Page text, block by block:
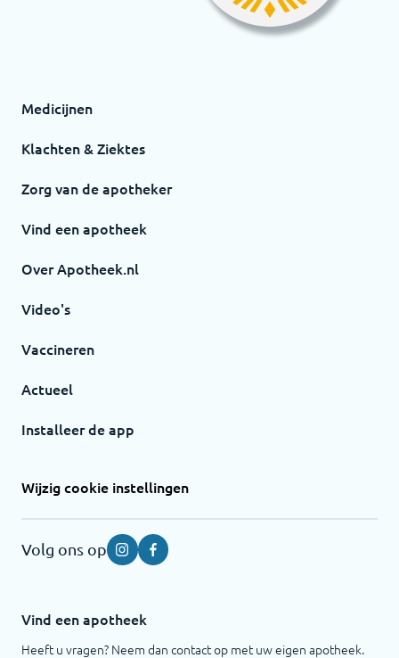
Medicijnen
Klachten & Ziektes
Zorg van de apotheker
Vind een apotheek
Over Apotheek.nl
Video's
Vaccineren
Actueel
Installeer de app
Wijzig cookie instellingen
Volg ons op InstagramFacebook
Vind een apotheek
Heeft u vragen? Neem dan contact op met uw eigen apotheek.